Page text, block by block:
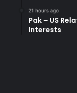
21 hours ago
Pak – US
Interests